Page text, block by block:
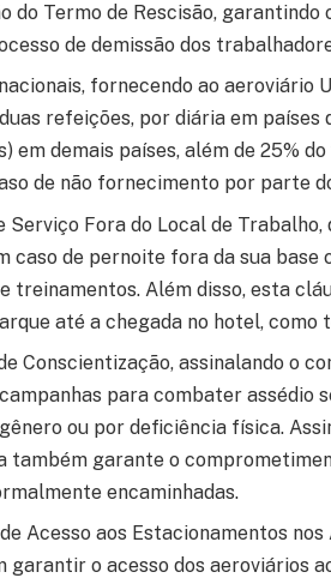
do Termo de Rescisão,
de demissão dos
fornecendo ao aeroviário
refeições, por diária em países
em demais países, além de 25%
de não fornecimento por parte
Serviço Fora do Local de
caso de pernoite fora da sua
treinamentos. Além disso, esta
até a chegada no hotel, como
Conscientização, assinalando o
para combater assédio
ou por deficiência física.
também garante o
encaminhadas.
Acesso aos Estacionamentos
garantir o acesso dos aeroviários